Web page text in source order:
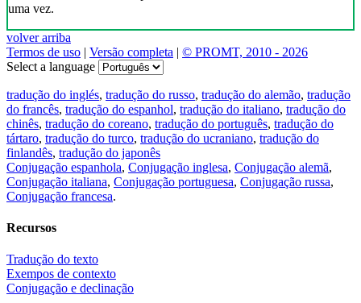
uma vez.
volver arriba
Termos de uso | Versão completa | © PROMT, 2010 - 2026
Select a language
tradução do inglés, tradução do russo, tradução do alemão, tradução
do francês, tradução do espanhol, tradução do italiano, tradução do
chinês, tradução do coreano, tradução do português, tradução do
tártaro, tradução do turco, tradução do ucraniano, tradução do
finlandês, tradução do japonês
Conjugação espanhola, Conjugação inglesa, Conjugação alemã,
Conjugação italiana, Conjugação portuguesa, Conjugação russa,
Conjugação francesa.
Recursos
Tradução do texto
Exempos de contexto
Conjugação e declinação